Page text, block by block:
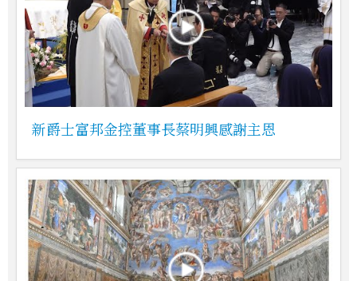
新爵士富邦金控董事長蔡明興感謝主恩